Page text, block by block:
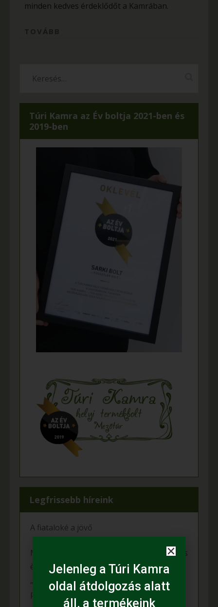
minden kedves érdeklődőt a Kamrában.
Túri Kamra az Év boltja 2021-ben és
2019-ben
Legfrissebb híreink
A fiataloké a jövő
Mihalina Máté pàlyàzatot nyert a Kulturàlis
ès Innovàciós Minisztèrium àltal kiîrt
„Nemzet Fiatal Tehetsègeièrt Ösztöndîj”
programon
Jelenleg a Túri Kamra
oldal átdolgozás alatt
áll, a termékeink